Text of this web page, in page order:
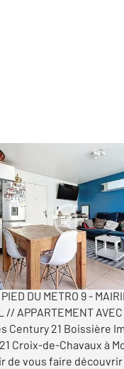
93
F2 à vendre
000 €
- VILLIERS-BARBUSSE
DU METRO 9 -
// APPARTEMENT
Century 21 Boissière
Croix-de-Chavaux à
de vous faire